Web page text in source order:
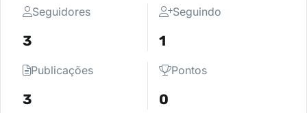
Seguidores
3
Seguindo
1
Publicações
3
Pontos
0